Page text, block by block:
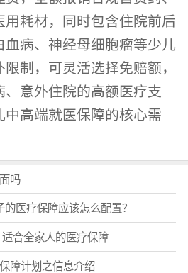
用耗材，同时包含住院前后
血病、神经母细胞瘤等少儿
制，可灵活选择免赔额，
、意外住院的高额医疗支
中高端就医保障的核心需
吗
医疗保障应该怎么配置？
合全家人的医疗保障
障计划之信息介绍